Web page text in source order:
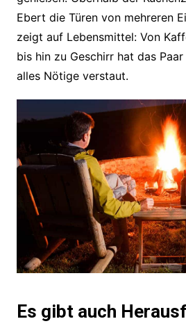
Ebert die Türen von mehreren
zeigt auf Lebensmittel: Von
bis hin zu Geschirr hat das
alles Nötige verstaut.
Es gibt auch